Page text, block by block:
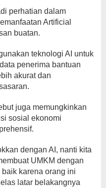
perhatian dalam
Artificial
buatan.
teknologi AI untuk
penerima bantuan
akurat dan
juga memungkinkan
sosial ekonomi
dengan AI, nanti kita
UMKM dengan
karena orang ini
latar belakangnya